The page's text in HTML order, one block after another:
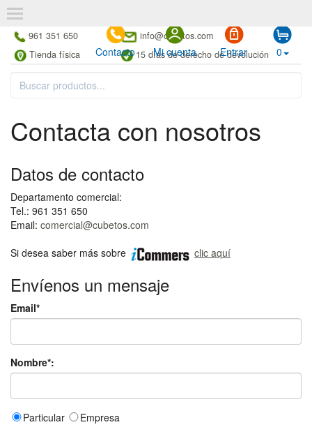
961 351 650
info@cubetos.com
Tienda física
15 días de derecho de devolución
Contacto Mi cuenta Entrar 0
Contacta con nosotros
Datos de contacto
Departamento comercial:
Tel.: 961 351 650
Email: comercial@cubetos.com
Si desea saber más sobre
clic aquí
Envíenos un mensaje
Email*
Nombre*:
Particular
Empresa